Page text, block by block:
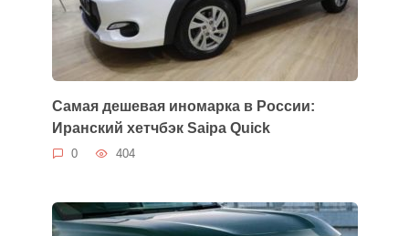
Самая дешевая иномарка в России:
Иранский хетчбэк Saipa Quick
0 404